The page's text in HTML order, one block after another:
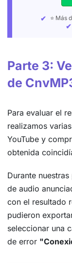
⭐ Más
Parte 3:
de
Para evaluar el
realizamos
YouTube y
obtenida
Durante
de audio
con el resultado
pudieron
seleccionar una
de error